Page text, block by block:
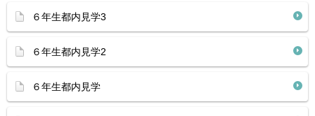
６年生都内見学3
６年生都内見学2
６年生都内見学